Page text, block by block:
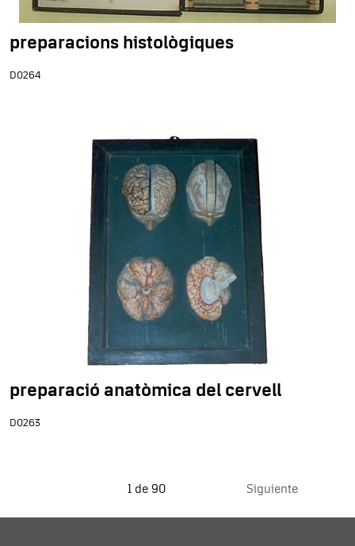
preparacions histològiques
D0264
preparació anatòmica del cervell
D0263
1 de 90 Siguiente